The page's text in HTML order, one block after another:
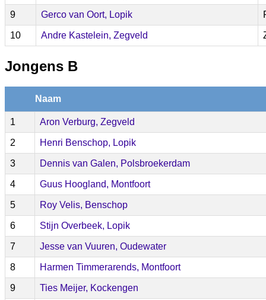
9 Gerco van Oort, Lopik
10 Andre Kastelein, Zegveld
Jongens B
Naam
1 Aron Verburg, Zegveld
2 Henri Benschop, Lopik
3 Dennis van Galen, Polsbroekerdam
4 Guus Hoogland, Montfoort
5 Roy Velis, Benschop
6 Stijn Overbeek, Lopik
7 Jesse van Vuuren, Oudewater
8 Harmen Timmerarends, Montfoort
9 Ties Meijer, Kockengen